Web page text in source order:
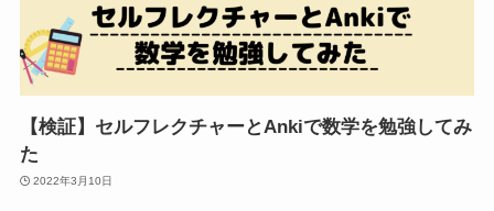
【検証】セルフレクチャーとAnkiで数学を勉強してみ
た
2022年3月10日